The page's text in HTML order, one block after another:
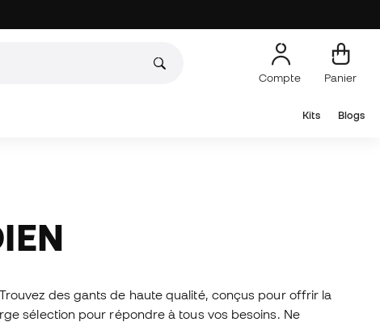
Compte Panier
Kits Blogs
des gants de haute qualité, conçus pour offrir la
sélection pour répondre à tous vos besoins. Ne